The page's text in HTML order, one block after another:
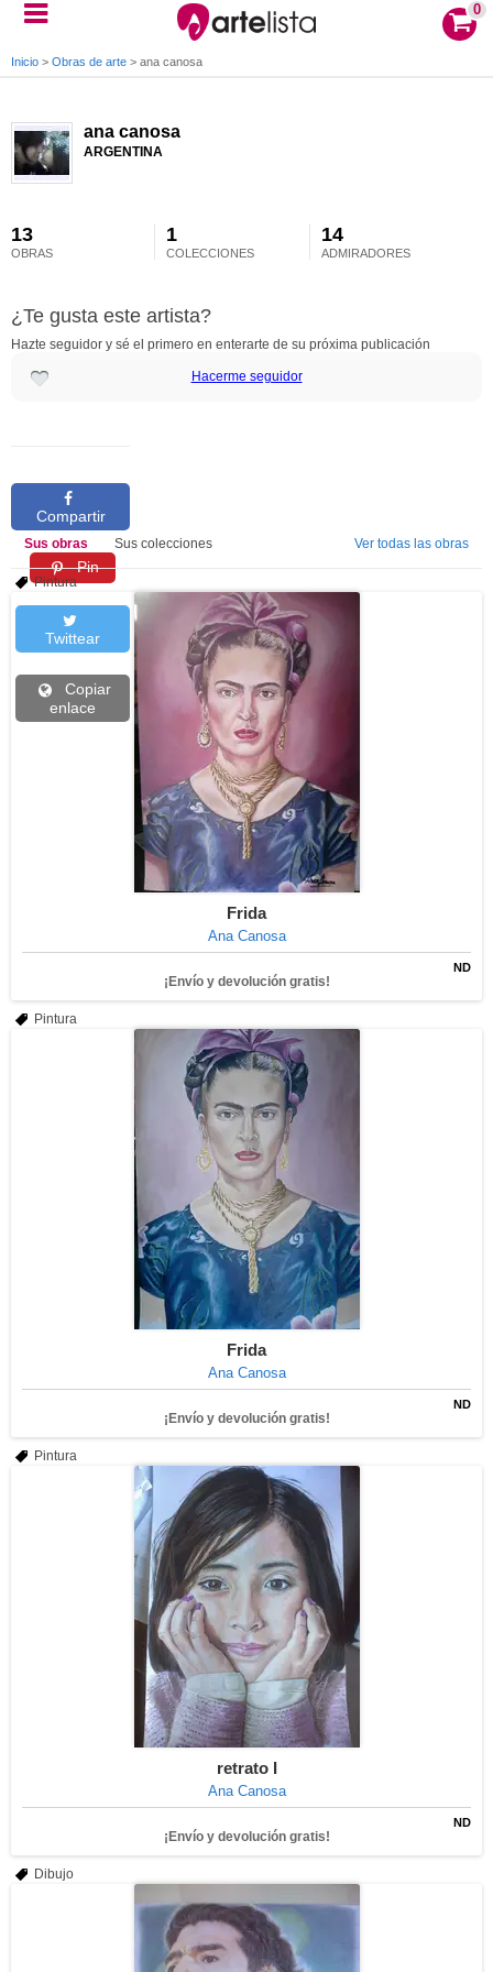
0
Inicio > Obras de arte > ana canosa
ana canosa
ARGENTINA
13
OBRAS
1
COLECCIONES
14
ADMIRADORES
¿Te gusta este artista?
Hazte seguidor y sé el primero en enterarte de su próxima publicación
Hacerme seguidor
Compartir
Pin
Twittear
Copiar
enlace
Sus obras Sus colecciones Ver todas las obras
Pintura
Frida
Ana Canosa
ND
¡Envío y devolución gratis!
Pintura
Frida
Ana Canosa
ND
¡Envío y devolución gratis!
Pintura
retrato I
Ana Canosa
ND
¡Envío y devolución gratis!
Dibujo